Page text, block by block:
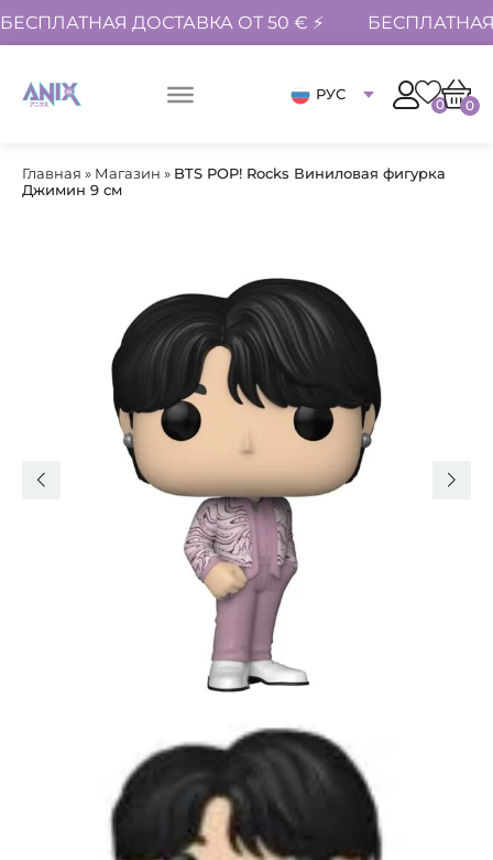
БЕСПЛАТНАЯ ДОСТАВКА ОТ 50 € ⚡
РУС
0 0
Главная » Магазин » BTS POP! Rocks Виниловая фигурка
Джимин 9 см